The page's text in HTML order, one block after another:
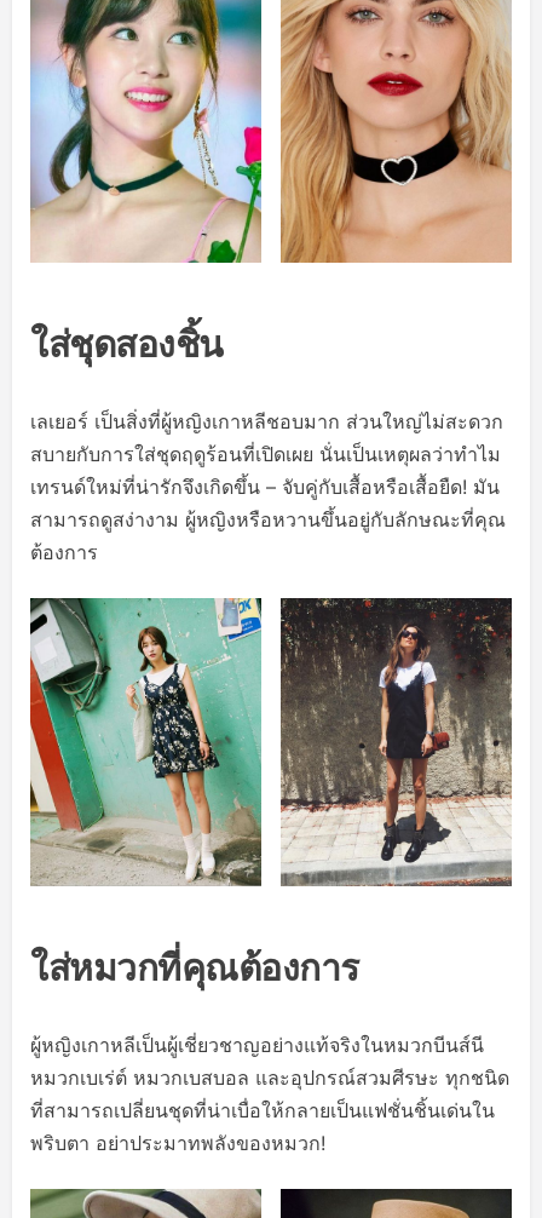
ใส่ชุดสองชิ้น
เลเยอร์ เป็นสิ่งที่ผู้หญิงเกาหลีชอบมาก ส่วนใหญ่ไม่สะดวก
สบายกับการใส่ชุดฤดูร้อนที่เปิดเผย นั่นเป็นเหตุผลว่าทำไม
เทรนด์ใหม่ที่น่ารักจึงเกิดขึ้น – จับคู่กับเสื้อหรือเสื้อยืด! มัน
สามารถดูสง่างาม ผู้หญิงหรือหวานขึ้นอยู่กับลักษณะที่คุณ
ต้องการ
ใส่หมวกที่คุณต้องการ
ผู้หญิงเกาหลีเป็นผู้เชี่ยวชาญอย่างแท้จริงในหมวกบีนส์นี
หมวกเบเร่ต์ หมวกเบสบอล และอุปกรณ์สวมศีรษะ ทุกชนิด
ที่สามารถเปลี่ยนชุดที่น่าเบื่อให้กลายเป็นแฟชั่นชิ้นเด่นใน
พริบตา อย่าประมาทพลังของหมวก!